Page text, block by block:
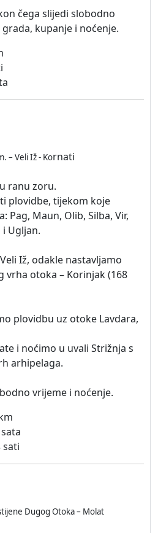
čega slijedi slobodno
kupanje i noćenje.
– Veli Iž - Kornati
ranu zoru.
plovidbe, tijekom koje
Pag, Maun, Olib, Silba, Vir,
i Ugljan.
Iž, odakle nastavljamo
vrha otoka – Korinjak (168
plovidbu uz otoke Lavdara,
i noćimo u uvali Strižnja s
arhipelaga.
vrijeme i noćenje.
sati
Dugog Otoka – Molat